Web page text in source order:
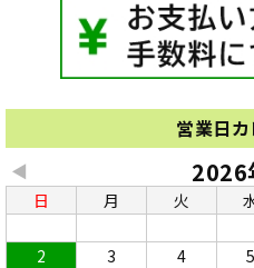
営業日
◀ 2026
日 月 火
2
3 4 5